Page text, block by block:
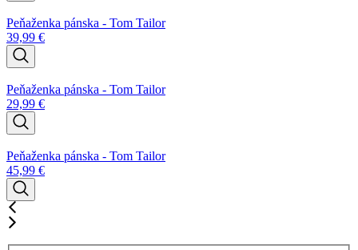
Peňaženka pánska - Tom Tailor
39,99 €
Peňaženka pánska - Tom Tailor
29,99 €
Peňaženka pánska - Tom Tailor
45,99 €